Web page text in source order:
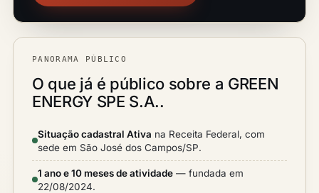
PANORAMA PÚBLICO
O que já é público sobre a GREEN
ENERGY SPE S.A..
Situação cadastral Ativa na Receita Federal, com
sede em São José dos Campos/SP.
1 ano e 10 meses de atividade — fundada em
22/08/2024.